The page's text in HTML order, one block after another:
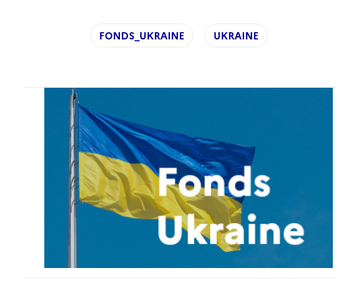
FONDS_UKRAINE UKRAINE